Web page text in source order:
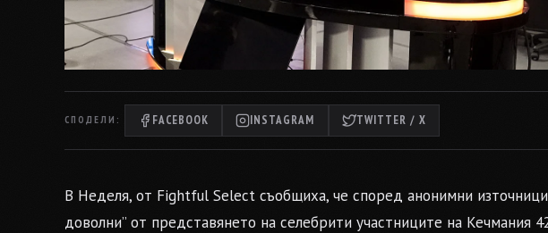
СПОДЕЛИ: FACEBOOK INSTAGRAM TWITTER / X
В Неделя, от Fightful Select съобщиха, че според анонимни източници
доволни” от представянето на селебрити участниците на Кечмания